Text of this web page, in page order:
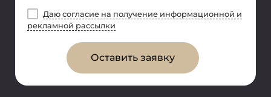
Даю согласие на получение информационной и
рекламной рассылки
Оставить заявку